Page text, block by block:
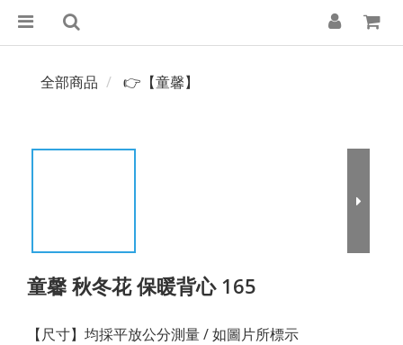
全部商品 👉【童馨】
童馨 秋冬花 保暖背心 165
【尺寸】均採平放公分測量 / 如圖片所標示